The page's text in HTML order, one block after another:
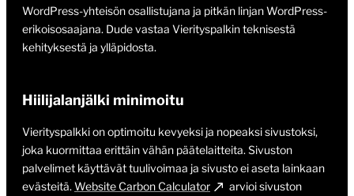
WordPress-yhteisön osallistujana ja pitkän linjan WordPress-
erikoisosaajana. Dude vastaa Vierityspalkin teknisestä
kehityksestä ja ylläpidosta.
Hiilijalanjälki minimoitu
Vierityspalkki on optimoitu kevyeksi ja nopeaksi sivustoksi,
joka kuormittaa erittäin vähän päätelaitteita. Sivuston
palvelimet käyttävät tuulivoimaa ja sivusto ei aseta lainkaan
evästeitä. Website Carbon Calculator
arvioi sivuston